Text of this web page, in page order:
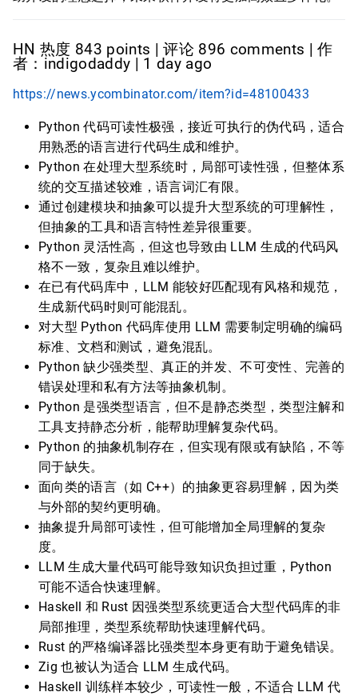
HN 热度 843 points | 评论 896 comments | 作
者：indigodaddy | 1 day ago
https://news.ycombinator.com/item?id=48100433
Python 代码可读性极强，接近可执行的伪代码，适合
用熟悉的语言进行代码生成和维护。
Python 在处理大型系统时，局部可读性强，但整体系
统的交互描述较难，语言词汇有限。
通过创建模块和抽象可以提升大型系统的可理解性，
但抽象的工具和语言特性差异很重要。
Python 灵活性高，但这也导致由 LLM 生成的代码风
格不一致，复杂且难以维护。
在已有代码库中，LLM 能较好匹配现有风格和规范，
生成新代码时则可能混乱。
对大型 Python 代码库使用 LLM 需要制定明确的编码
标准、文档和测试，避免混乱。
Python 缺少强类型、真正的并发、不可变性、完善的
错误处理和私有方法等抽象机制。
Python 是强类型语言，但不是静态类型，类型注解和
工具支持静态分析，能帮助理解复杂代码。
Python 的抽象机制存在，但实现有限或有缺陷，不等
同于缺失。
面向类的语言（如 C++）的抽象更容易理解，因为类
与外部的契约更明确。
抽象提升局部可读性，但可能增加全局理解的复杂
度。
LLM 生成大量代码可能导致知识负担过重，Python
可能不适合快速理解。
Haskell 和 Rust 因强类型系统更适合大型代码库的非
局部推理，类型系统帮助快速理解代码。
Rust 的严格编译器比强类型本身更有助于避免错误。
Zig 也被认为适合 LLM 生成代码。
Haskell 训练样本较少，可读性一般，不适合 LLM 代